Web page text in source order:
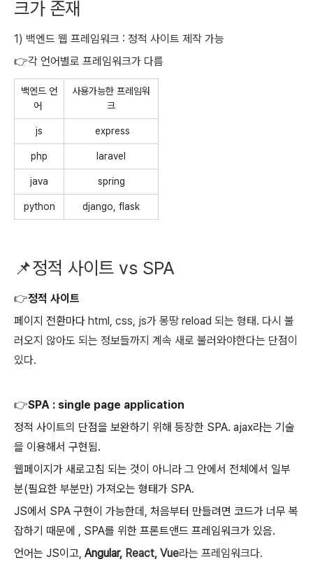
크가 존재
1) 백엔드 웹 프레임워크 : 정적 사이트 제작 가능
👉각 언어별로 프레임워크가 다름
백엔드 언
어
사용가능한 프레임워
크
js express
php laravel
java spring
python django, flask
📌정적 사이트 vs SPA
👉정적 사이트
페이지 전환마다 html, css, js가 몽땅 reload 되는 형태. 다시 불
러오지 않아도 되는 정보들까지 계속 새로 불러와야한다는 단점이
있다.
👉SPA : single page application
정적 사이트의 단점을 보완하기 위해 등장한 SPA. ajax라는 기술
을 이용해서 구현됨.
웹페이지가 새로고침 되는 것이 아니라 그 안에서 전체에서 일부
분(필요한 부분만) 가져오는 형태가 SPA.
JS에서 SPA 구현이 가능한데, 처음부터 만들려면 코드가 너무 복
잡하기 때문에 , SPA를 위한 프론트앤드 프레임워크가 있음.
언어는 JS이고, Angular, React, Vue라는 프레임워크다.